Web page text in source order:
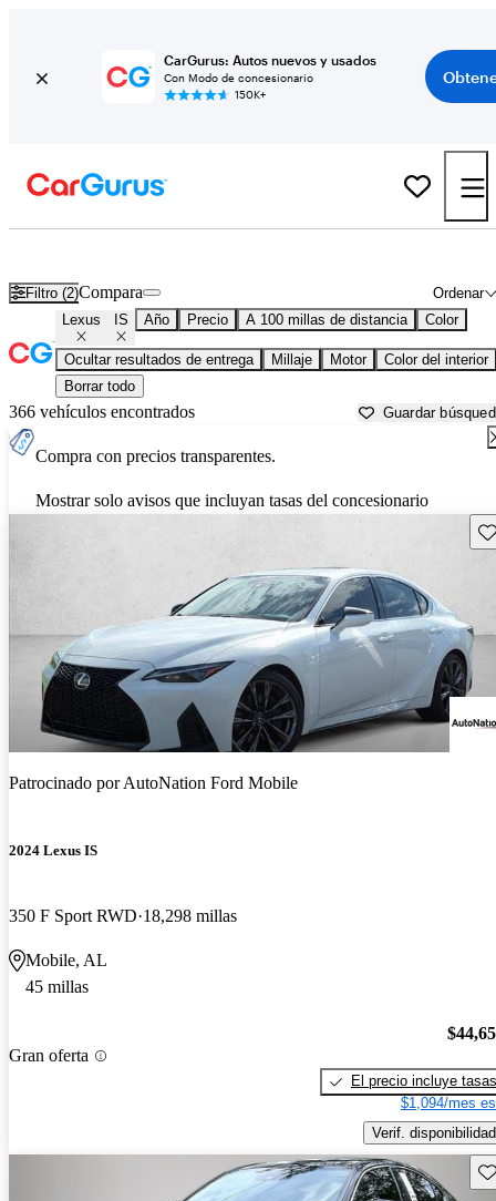
CarGurus: Autos nuevos y usados
Con Modo de concesionario
150K+
Filtro (2) Ordenar
Compara
Lexus IS Año Precio A 100 millas de distancia Color
Ocultar resultados de entrega Millaje Motor
Color del interior
Borrar todo
366 vehículos encontrados Guardar
Compra con precios transparentes.
Mostrar solo avisos que incluyan tasas del concesionario
Patrocinado porAutoNation Ford Mobile
2024 Lexus IS
350 F Sport RWD 18,298 millas
Mobile, AL
45 millas
Gran oferta
El precio incluye tasas
$1,094/mes
Verif. disponibilidad